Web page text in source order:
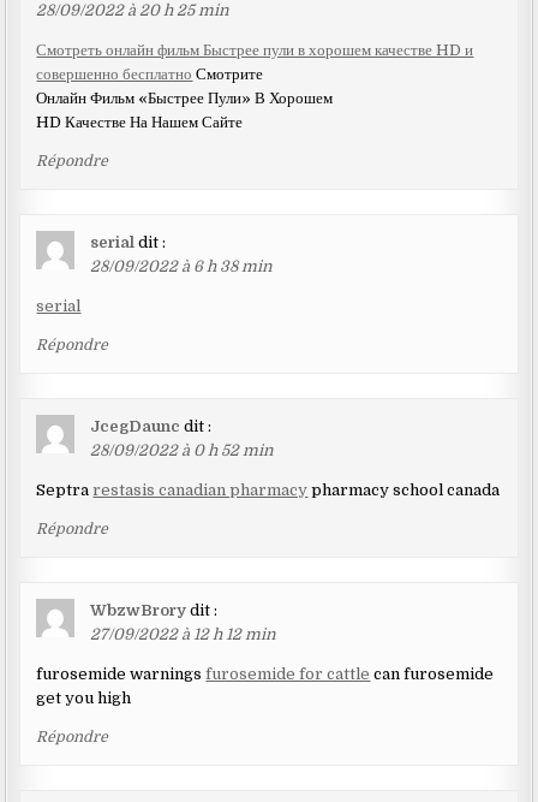
28/09/2022 à 20 h 25 min
Смотреть онлайн фильм Быстрее пули в хорошем качестве HD и
совершенно бесплатно Смотрите
Онлайн Фильм «Быстрее Пули» В Хорошем
HD Качестве На Нашем Сайте
Répondre
serial dit :
28/09/2022 à 6 h 38 min
serial
Répondre
JcegDaunc dit :
28/09/2022 à 0 h 52 min
Septrarestasis canadian pharmacy pharmacy school canada
Répondre
WbzwBrory dit :
27/09/2022 à 12 h 12 min
furosemide warningsfurosemide for cattle can furosemide
get you high
Répondre